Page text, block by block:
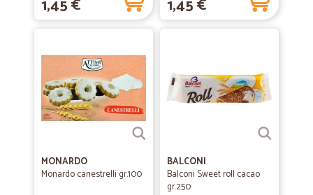
1,45 € 1,45 €
MONARDO
Monardo canestrelli gr.100
BALCONI
Balconi Sweet roll cacao
gr.250